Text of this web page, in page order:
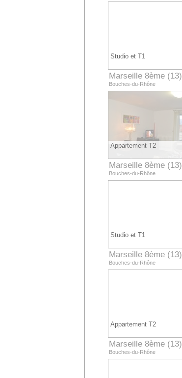
Studio et T1
Marseille 8ème (13)
Bouches-du-Rhône
Appartement T2
Marseille 8ème (13)
Bouches-du-Rhône
Studio et T1
Marseille 8ème (13)
Bouches-du-Rhône
Appartement T2
Marseille 8ème (13)
Bouches-du-Rhône